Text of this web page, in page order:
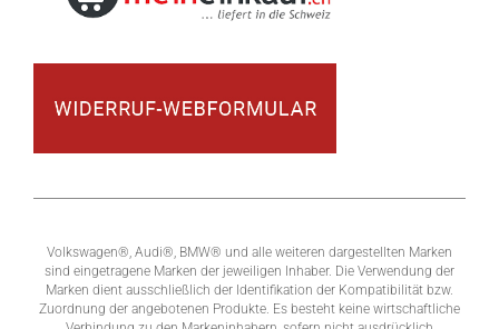
Volkswagen®, Audi®, BMW® und alle weiteren dargestellten Marken
sind eingetragene Marken der jeweiligen Inhaber. Die Verwendung der
Marken dient ausschließlich der Identifikation der Kompatibilität bzw.
Zuordnung der angebotenen Produkte. Es besteht keine wirtschaftliche